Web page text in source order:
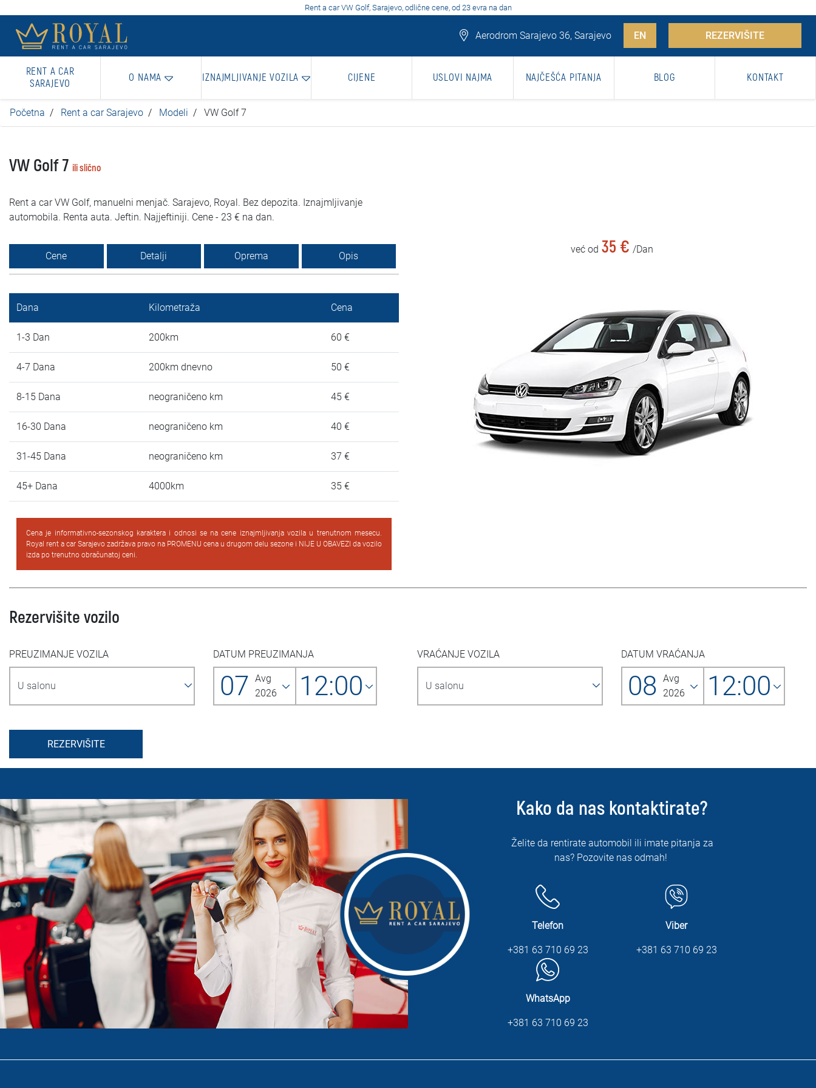
Rent a car VW Golf, Sarajevo, odlične cene, od 23 evra na dan
Aerodrom Sarajevo 36, Sarajevo EN REZERVIŠITE
RENT A CAR
SARAJEVO
O NAMA IZNAJMLJIVANJE VOZILA CIJENE USLOVI NAJMA NAJČEŠĆA PITANJA BLOG KONTAKT
Početna Rent a car Sarajevo Modeli VW Golf 7
VW Golf 7 ili slično
Rent a car VW Golf, manuelni menjač. Sarajevo, Royal. Bez depozita. Iznajmljivanje
automobila. Renta auta. Jeftin. Najjeftiniji. Cene - 23 € na dan.
Cene Detalji Oprema Opis
Dana Kilometraža Cena
1-3 Dan 200km 60 €
4-7 Dana 200km dnevno 50 €
8-15 Dana neograničeno km 45 €
16-30 Dana neograničeno km 40 €
31-45 Dana neograničeno km 37 €
45+ Dana 4000km 35 €
Cena je informativno-sezonskog karaktera i odnosi se na cene iznajmljivanja vozila u trenutnom mesecu.
Royal rent a car Sarajevo zadržava pravo na PROMENU cena u drugom delu sezone i NIJE U OBAVEZI da vozilo
izda po trenutno obračunatoj ceni.
već od 35 € /Dan
Rezervišite vozilo
PREUZIMANJE VOZILA DATUM PREUZIMANJA
07 Avg
2026
12:00
VRAĆANJE VOZILA DATUM VRAĆANJA
08 Avg
2026
12:00
REZERVIŠITE
Kako da nas kontaktirate?
Želite da rentirate automobil ili imate pitanja za
nas? Pozovite nas odmah!
Telefon
+381 63 710 69 23
Viber
+381 63 710 69 23
WhatsApp
+381 63 710 69 23